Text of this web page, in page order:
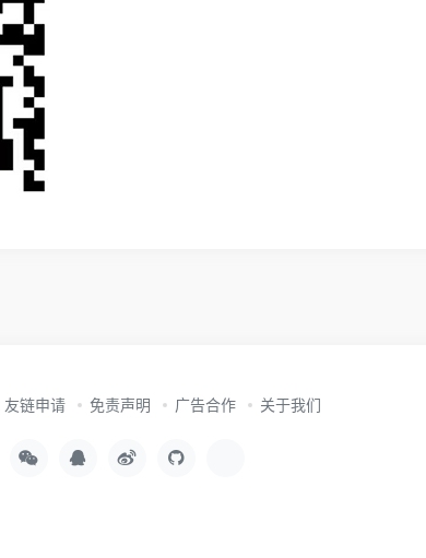
友链申请 免责声明 广告合作 关于我们